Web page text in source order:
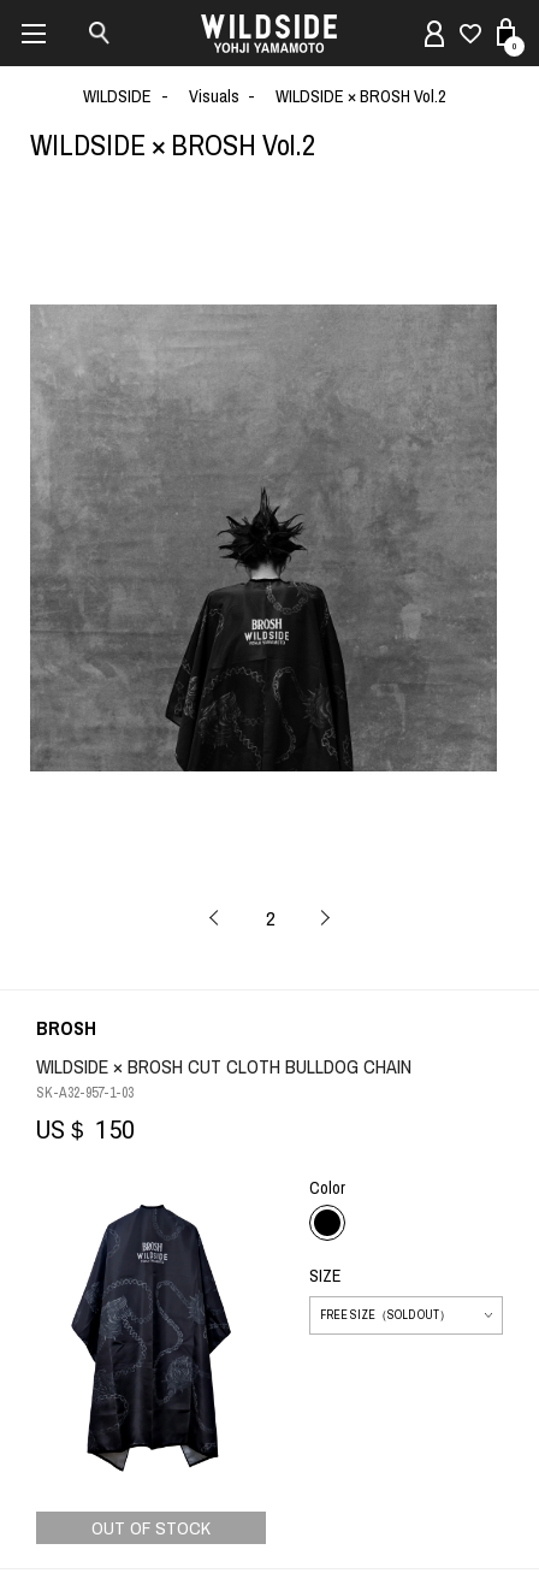
0
WILDSIDE Visuals WILDSIDE × BROSH Vol.2
WILDSIDE × BROSH Vol.2
2
OUT OF STOCK
BROSH
WILDSIDE × BROSH CUT CLOTH BULLDOG CHAIN
SK-A32-957-1-03
US＄ 150
Color
SIZE